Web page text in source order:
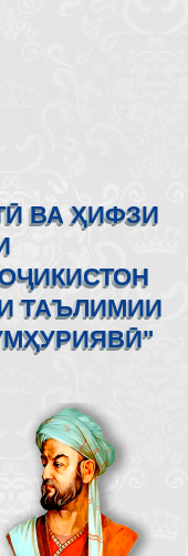
ВА ҲИФЗИ
ТАЪЛИМИИ